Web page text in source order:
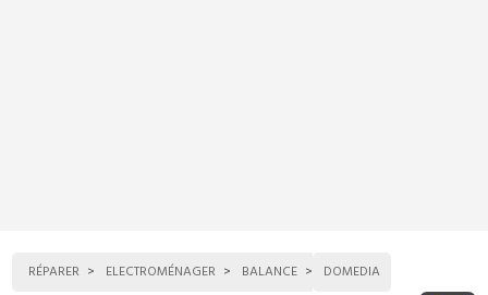
RÉPARER ELECTROMÉNAGER BALANCE DOMEDIA